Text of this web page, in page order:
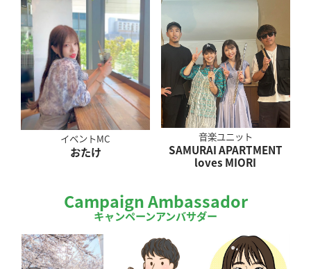
イベントMC
おたけ
音楽ユニット
SAMURAI APARTMENT
loves MIORI
Campaign Ambassador
キャンペーンアンバサダー